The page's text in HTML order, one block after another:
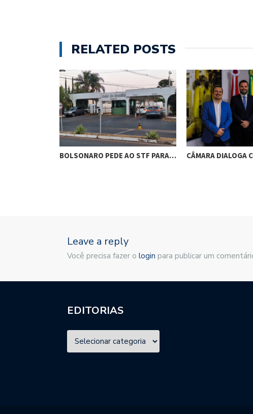
RELATED POSTS
BOLSONARO PEDE AO STF PARA… CÂMARA DIALOGA
Leave a reply
Você precisa fazer o login para publicar um
EDITORIAS